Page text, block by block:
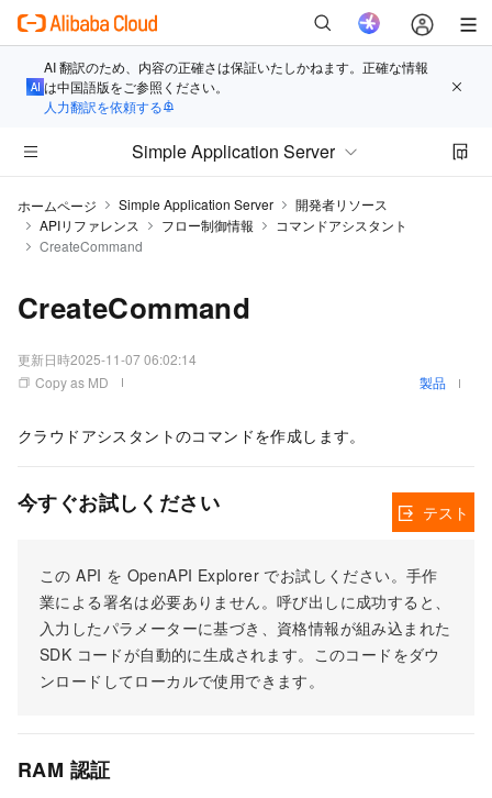
AI 翻訳のため、内容の正確さは保証いたしかねます。正確な情報
は中国語版をご参照ください。
人力翻訳を依頼する
Simple Application Server
ホームページ Simple Application Server
開発者リソース
APIリファレンス
フロー制御情報
コマンドアシスタント
CreateCommand
CreateCommand
更新日時2025-11-07 06:02:14
Copy as MD
製品
クラウドアシスタントのコマンドを作成します。
今すぐお試しください
この API を OpenAPI Explorer でお試しください。手作
業による署名は必要ありません。呼び出しに成功すると、
入力したパラメーターに基づき、資格情報が組み込まれた
SDK コードが自動的に生成されます。このコードをダウ
ンロードしてローカルで使用できます。
テスト
RAM 認証